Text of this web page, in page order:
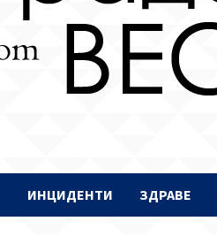
ИНЦИДЕНТИ ЗДРАВЕ